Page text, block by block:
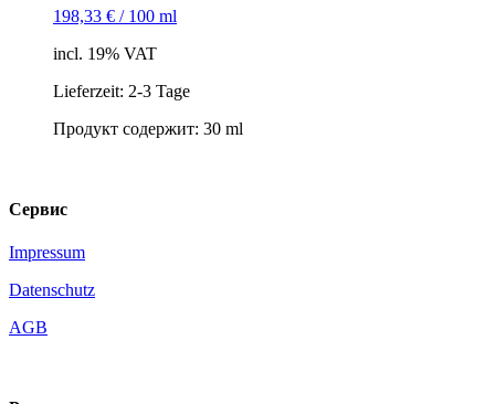
198,33 € / 100 ml
incl. 19% VAT
Lieferzeit: 2-3 Tage
Продукт содержит: 30 ml
Сервис
Impressum
Datenschutz
AGB